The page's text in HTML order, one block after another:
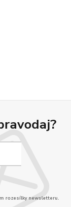
rozesílky newsletteru.